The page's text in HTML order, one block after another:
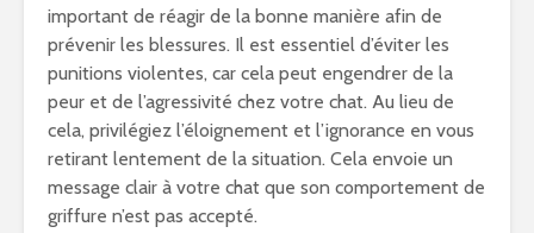
important de réagir de la bonne manière afin de
prévenir les blessures. Il est essentiel d’éviter les
punitions violentes, car cela peut engendrer de la
peur et de l’agressivité chez votre chat. Au lieu de
cela, privilégiez l’éloignement et l’ignorance en vous
retirant lentement de la situation. Cela envoie un
message clair à votre chat que son comportement de
griffure n’est pas accepté.